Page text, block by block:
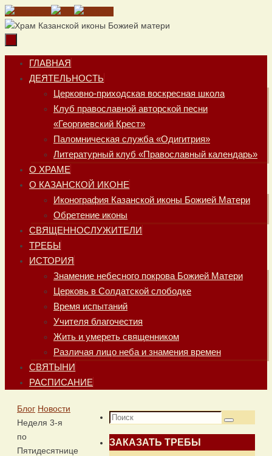
Перейти
к
Перейти
содержимому
ГЛАВНАЯ
ДЕЯТЕЛЬНОСТЬ
Церковно-приходская воскресная школа
Клуб православной авторской песни
«Георгиевский Крест»
Паломническая служба «Одигитрия»
Литературный клуб «Православный календарь»
О ХРАМЕ
О КАЗАНСКОЙ ИКОНЕ
Иконография Казанской иконы Божией Матери
Обретение иконы
СВЯЩЕННОСЛУЖИТЕЛИ
ТРЕБЫ
ИСТОРИЯ
Знамение небесного покрова Божией Матери
Церковь в Солдатской слободке
Время испытаний
Учителя благочестия
Жить и умереть священником
Различая лицо неба и знамения времен
СВЯТЫНИ
РАСПИСАНИЕ
Главная
Блог Новости
Неделя 3-я
по
Пятидесятнице
Что
Поиск
ЗАКАЗАТЬ ТРЕБЫ